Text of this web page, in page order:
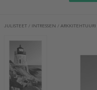
JULISTEET / INTRESSEN / ARKKITEHTUURI